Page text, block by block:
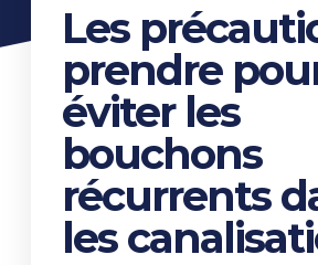
Les
prendre
éviter les
bouchons
récurrents
les